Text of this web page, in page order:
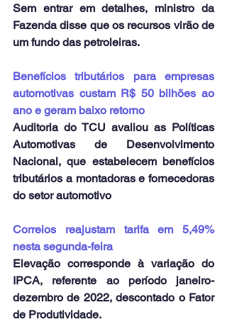
Sem entrar em detalhes, ministro da
Fazenda disse que os recursos virão de
um fundo das petroleiras.
Benefícios tributários para empresas
automotivas custam R$ 50 bilhões ao
ano e geram baixo retorno
Auditoria do TCU avaliou as Políticas
Automotivas de Desenvolvimento
Nacional, que estabelecem benefícios
tributários a montadoras e fornecedoras
do setor automotivo
Correios reajustam tarifa em 5,49%
nesta segunda-feira
Elevação corresponde à variação do
IPCA, referente ao período janeiro-
dezembro de 2022, descontado o Fator
de Produtividade.